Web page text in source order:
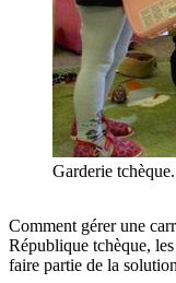
Garderie
Comment gérer une
République tchèque,
faire partie de la